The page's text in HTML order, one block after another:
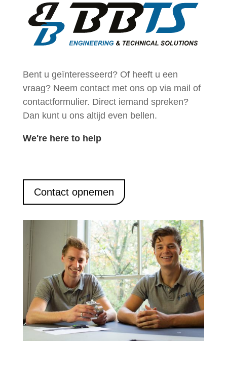
Bent u geïnteresseerd? Of heeft u een
vraag? Neem contact met ons op via mail of
contactformulier. Direct iemand spreken?
Dan kunt u ons altijd even bellen.
We're here to help
Contact opnemen